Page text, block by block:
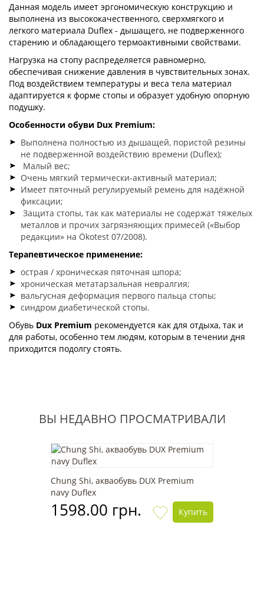
Данная модель имеет эргономическую конструкцию и
выполнена из высококачественного, сверхмягкого и
легкого материала Duflex - дышащего, не подверженного
старению и обладающего термоактивными свойствами.
Нагрузка на стопу распределяется равномерно,
обеспечивая снижение давления в чувствительных зонах.
Под воздействием температуры и веса тела материал
адаптируется к форме стопы и образует удобную опорную
подушку.
Особенности обуви Dux Premium:
Выполнена полностью из дышащей, пористой резины
не подверженной воздействию времени (Duflex);
Малый вес;
Очень мягкий термически-активный материал;
Имеет пяточный регулируемый ремень для надёжной
фиксации;
Защита стопы, так как материалы не содержат тяжелых
металлов и прочих загрязняющих примесей («Выбор
редакции» на Ökotest 07/2008).
Терапевтическое применение:
острая / хроническая пяточная шпора;
хроническая метатарзальная невралгия;
вальгусная деформация первого пальца стопы;
синдром диабетической стопы.
Обувь Dux Premium рекомендуется как для отдыха, так и
для работы, особенно тем людям, которым в течении дня
приходится подолгу стоять.
ВЫ НЕДАВНО ПРОСМАТРИВАЛИ
Chung Shi, акваобувь DUX Premium
navy Duflex
1598.00 грн. Купить